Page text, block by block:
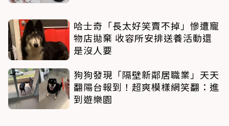
哈士奇「長太好笑賣不掉」慘遭寵
物店拋棄 收容所安排送養活動還
是沒人要
狗狗發現「隔壁新鄰居職業」天天
翻陽台報到！超爽模樣網笑翻：進
到遊樂園